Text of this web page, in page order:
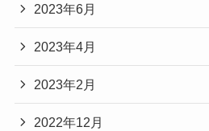
2023年6月
2023年4月
2023年2月
2022年12月